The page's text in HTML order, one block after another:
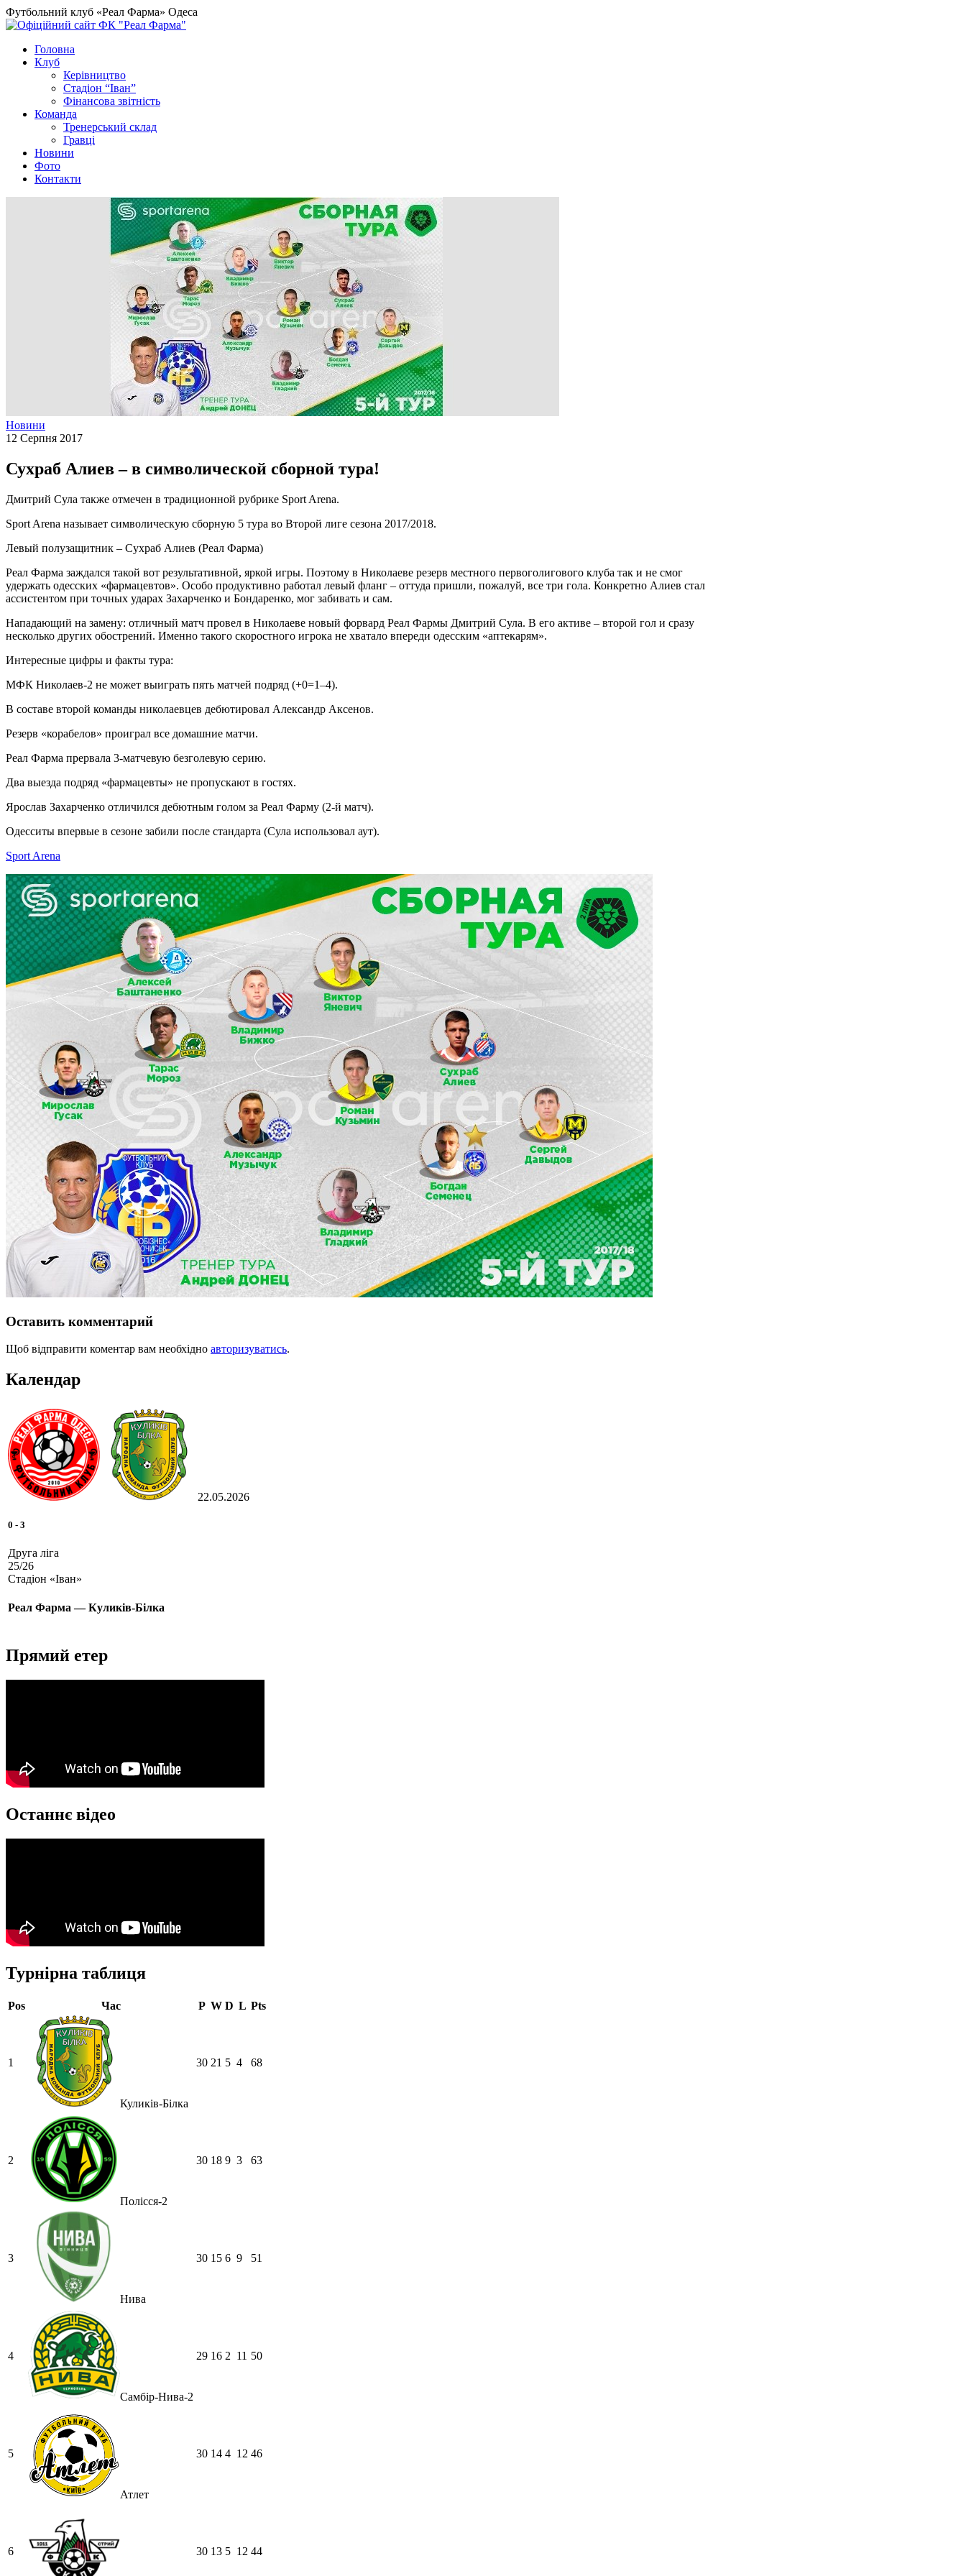
Футбольний клуб «Реал Фарма» Одеса
Головна
Клуб
Керівництво
Стадіон “Іван”
Фінансова звітність
Команда
Тренерський склад
Гравці
Новини
Фото
Контакти
Новини
12 Серпня 2017
Сухраб Алиев – в символической сборной тура!
Дмитрий Сула также отмечен в традиционной рубрике Sport Arena.
Sport Arena называет символическую сборную 5 тура во Второй лиге сезона 2017/2018.
Левый полузащитник – Сухраб Алиев (Реал Фарма)
Реал Фарма заждался такой вот результативной, яркой игры. Поэтому в Николаеве резерв местного первоголигового клуба так и не смог
удержать одесских «фармацевтов». Особо продуктивно работал левый фланг – оттуда пришли, пожалуй, все три гола. Конкретно Алиев стал
ассистентом при точных ударах Захарченко и Бондаренко, мог забивать и сам.
Нападающий на замену: отличный матч провел в Николаеве новый форвард Реал Фармы Дмитрий Сула. В его активе – второй гол и сразу
несколько других обострений. Именно такого скоростного игрока не хватало впереди одесским «аптекарям».
Интересные цифры и факты тура:
МФК Николаев-2 не может выиграть пять матчей подряд (+0=1–4).
В составе второй команды николаевцев дебютировал Александр Аксенов.
Резерв «корабелов» проиграл все домашние матчи.
Реал Фарма прервала 3-матчевую безголевую серию.
Два выезда подряд «фармацевты» не пропускают в гостях.
Ярослав Захарченко отличился дебютным голом за Реал Фарму (2-й матч).
Одесситы впервые в сезоне забили после стандарта (Сула использовал аут).
Sport Arena
Оставить комментарий
Щоб відправити коментар вам необхідно авторизуватись.
Календар
22.05.2026
0 - 3
Друга ліга
25/26
Стадіон «Іван»
Реал Фарма — Куликів-Білка
Прямий етер
Останнє відео
Турнірна таблиця
Pos Час P W D L Pts
1
Куликів-Білка
30 21 5 4 68
2
Полісся-2
30 18 9 3 63
3
Нива
30 15 6 9 51
4
Самбір-Нива-2
29 16 2 11 50
5
Атлет
30 14 4 12 46
6 30 13 5 12 44